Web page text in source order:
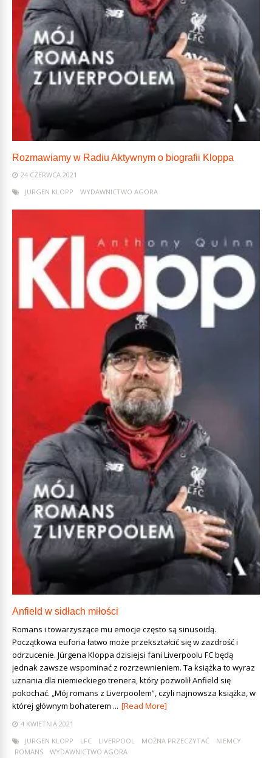
Rozmawiamy w Radiu Aktywnym o biografii Kloppa
24 CZERWCA 2021
JURGEN KLOPP
WYDAWNICTWO AGORA
Anfield w sidłach miłości
Romans i towarzyszące mu emocje często są sinusoidą.
Początkowa euforia łatwo może przekształcić się w zazdrość i
odrzucenie. Jürgena Kloppa dzisiejsi fani Liverpoolu FC będą
jednak zawsze wspominać z rozrzewnieniem. Ta książka to wyraz
uznania dla niemieckiego trenera, który pozwolił Anfield się
pokochać. „Mój romans z Liverpoolem”, czyli najnowsza książka, w
której głównym bohaterem ... [Read More]
4 KWIETNIA 2021
JURGEN KLOPP
LFC LIVERPOOL MOŻNA PRZECZYTAĆ
NIEMCY
ROMANS
WYDAWNICTWO AGORA